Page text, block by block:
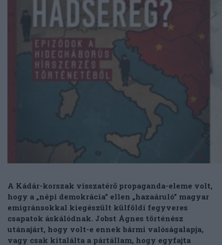
A Kádár-korszak visszatérő propaganda-eleme volt,
hogy a „népi demokrácia” ellen „hazaáruló” magyar
emigránsokkal kiegészült külföldi fegyveres
csapatok áskálódnak. Jobst Ágnes történész
utánajárt, hogy volt-e ennek bármi valóságalapja,
vagy csak kitalálta a pártállam, hogy egyfajta